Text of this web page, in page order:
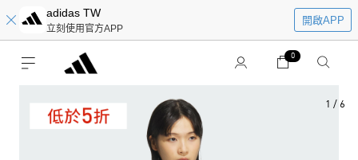
adidas TW
立刻使用官方APP
開啟APP
0
1 / 6